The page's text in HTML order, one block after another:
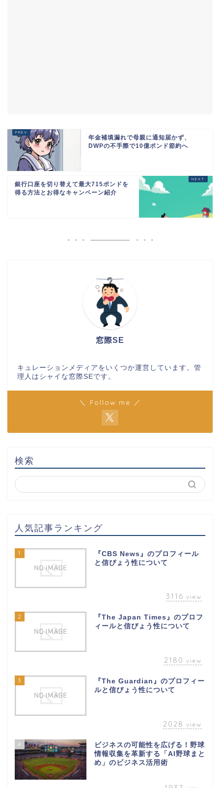
年金補填漏れで母親に通知届かず、
DWPの不手際で10億ポンド節約へ
銀行口座を切り替えて最大715ポンドを
得る方法とお得なキャンペーン紹介
窓際SE
キュレーションメディアをいくつか運営しています。管
理人はシャイな窓際SEです。
＼ Follow me ／
検索
人気記事ランキング
1
『CBS News』のプロフィール
と信ぴょう性について
3116 view
2
『The Japan Times』のプロフ
ィールと信ぴょう性について
2180 view
3
『The Guardian』のプロフィー
ルと信ぴょう性について
2028 view
4
ビジネスの可能性を広げる！野球
情報収集を革新する「AI野球まと
め」のビジネス活用術